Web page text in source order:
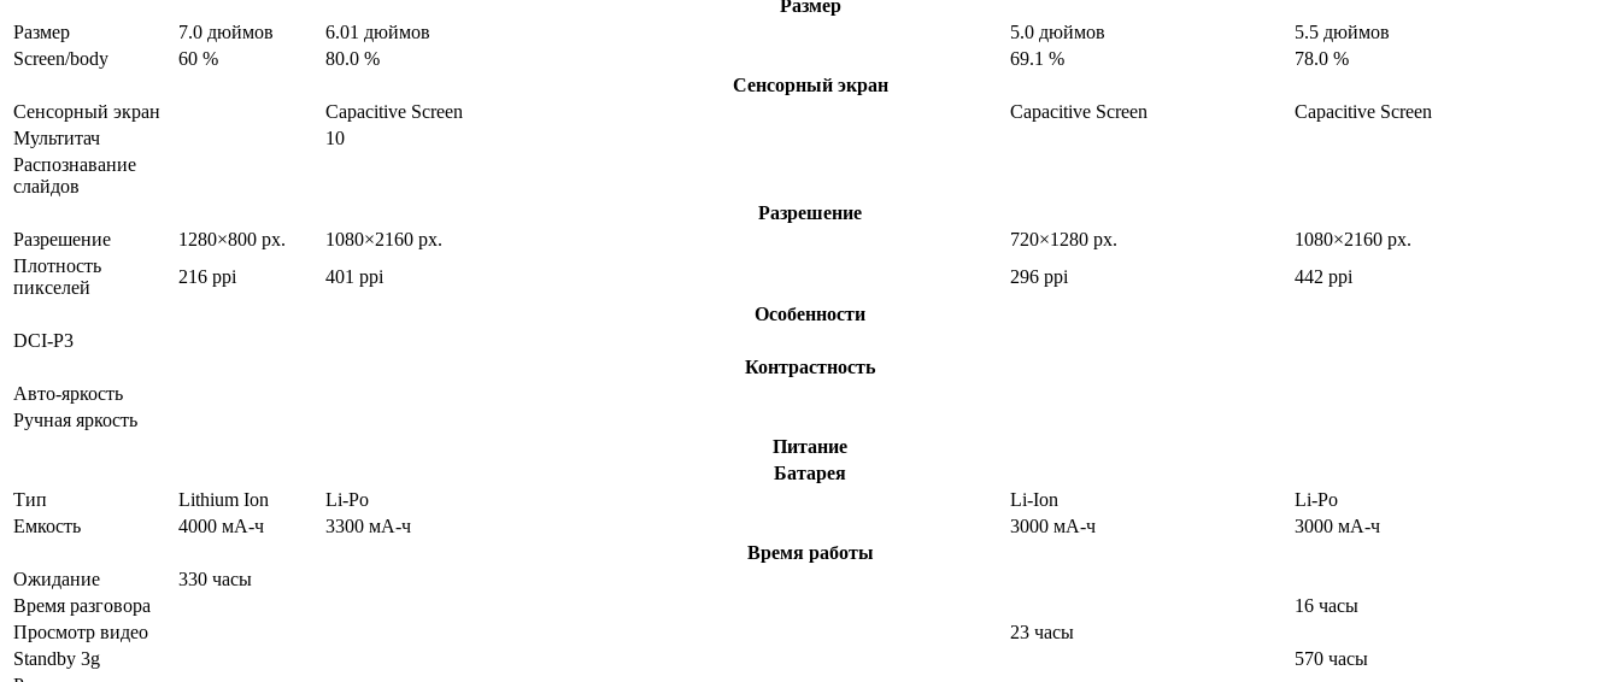
Размер
Размер
7.0 дюймов 6.01 дюймов 5.0 дюймов
5.5 дюймов
Screen/body
60 % 80.0 % 69.1 %
78.0 %
Сенсорный экран
Сенсорный экран
Capacitive Screen Capacitive Screen
Capacitive Screen
Мультитач
10
Распознавание
слайдов
Разрешение
Разрешение
1280×800 px. 1080×2160 px. 720×1280 px.
1080×2160 px.
Плотность
пикселей
216 ppi 401 ppi 296 ppi
442 ppi
Особенности
DCI-P3
Контрастность
Авто-яркость
Ручная яркость
Питание
Батарея
Тип
Lithium Ion Li-Po Li-Ion
Li-Po
Емкость
4000 мА-ч 3300 мА-ч 3000 мА-ч
3000 мА-ч
Время работы
Ожидание
330 часы
Время разговора
16 часы
Просмотр видео
23 часы
Standby 3g
570 часы